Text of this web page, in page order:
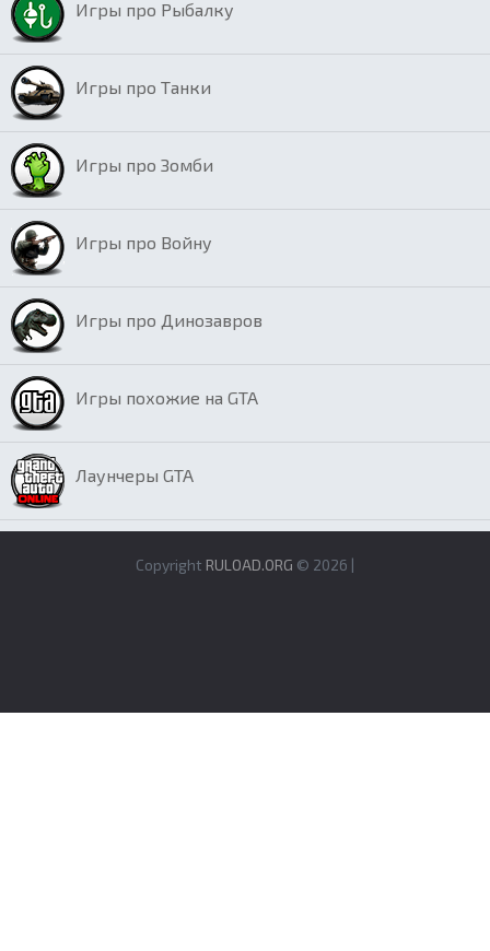
Игры про Рыбалку
Игры про Танки
Игры про Зомби
Игры про Войну
Игры про Динозавров
Игры похожие на GTA
Лаунчеры GTA
Copyright RULOAD.ORG © 2026 |